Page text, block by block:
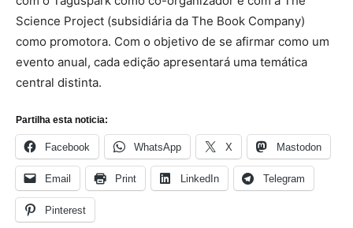
Science Project (subsidiária da The Book Company)
como promotora. Com o objetivo de se afirmar como um
evento anual, cada edição apresentará uma temática
central distinta.
Partilha esta noticia:
Facebook WhatsApp X Mastodon
Email Print LinkedIn Telegram
Pinterest